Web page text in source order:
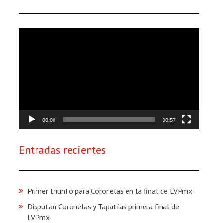
00:00 00:57
Entradas recientes
Primer triunfo para Coronelas en la final de LVPmx
Disputan Coronelas y Tapatías primera final de
LVPmx